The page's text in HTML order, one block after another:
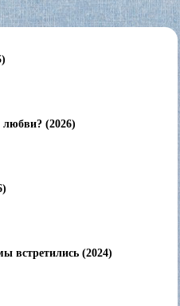
любви? (2026)
встретились (2024)